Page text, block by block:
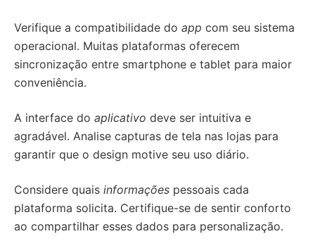
Verifique a compatibilidade do app com seu sistema
operacional. Muitas plataformas oferecem
sincronização entre smartphone e tablet para maior
conveniência.
A interface do aplicativo deve ser intuitiva e
agradável. Analise capturas de tela nas lojas para
garantir que o design motive seu uso diário.
Considere quais informações pessoais cada
plataforma solicita. Certifique-se de sentir conforto
ao compartilhar esses dados para personalização.